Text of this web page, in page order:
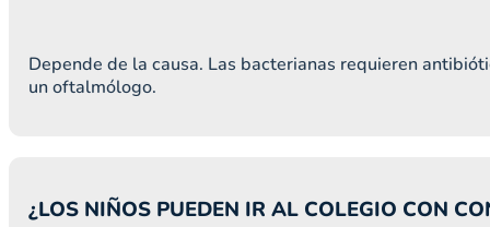
Depende de la causa. Las bacterianas requieren
un oftalmólogo.
¿LOS NIÑOS PUEDEN IR AL COLEGIO CON